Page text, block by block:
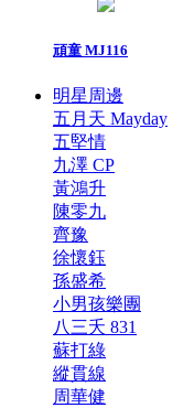
頑童 MJ116
明星周邊
五月天 Mayday
五堅情
九澤 CP
黃鴻升
陳零九
齊豫
徐懷鈺
孫盛希
小男孩樂團
八三夭 831
蘇打綠
縱貫線
周華健